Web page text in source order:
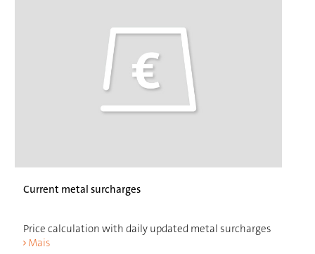
Current metal surcharges
Price calculation with daily updated metal surcharges
Mais